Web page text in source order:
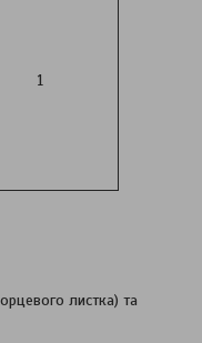
1
листка) та